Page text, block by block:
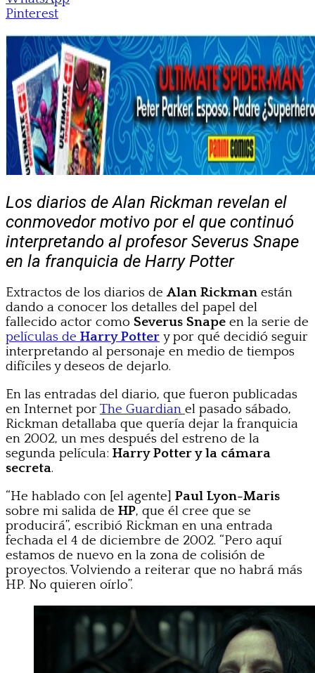
Pinterest
Los diarios de Alan Rickman revelan el
conmovedor motivo por el que continuó
interpretando al profesor Severus Snape
en la franquicia de Harry Potter
Extractos de los diarios de Alan Rickman están
dando a conocer los detalles del papel del
fallecido actor como Severus Snape en la serie de
películas de Harry Potter y por qué decidió seguir
interpretando al personaje en medio de tiempos
difíciles y deseos de dejarlo.
En las entradas del diario, que fueron publicadas
en Internet por The Guardian el pasado sábado,
Rickman detallaba que quería dejar la franquicia
en 2002, un mes después del estreno de la
segunda película: Harry Potter y la cámara
secreta.
“He hablado con [el agente] Paul Lyon-Maris
sobre mi salida de HP, que él cree que se
producirá”, escribió Rickman en una entrada
fechada el 4 de diciembre de 2002. “Pero aquí
estamos de nuevo en la zona de colisión de
proyectos. Volviendo a reiterar que no habrá más
HP. No quieren oírlo”.